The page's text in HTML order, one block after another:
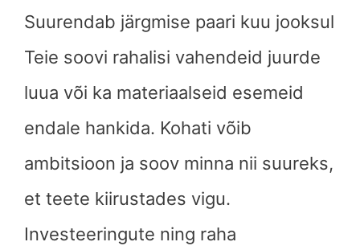
Suurendab järgmise paari kuu jooksul
Teie soovi rahalisi vahendeid juurde
luua või ka materiaalseid esemeid
endale hankida. Kohati võib
ambitsioon ja soov minna nii suureks,
et teete kiirustades vigu.
Investeeringute ning raha